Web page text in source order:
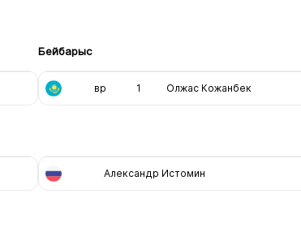
Бейбарыс
вр 1 Олжас Кожанбек
Александр Истомин